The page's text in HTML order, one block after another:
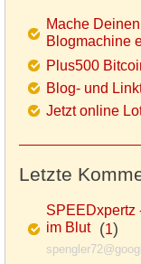
Mache
Blogmachine
Plus500
Blog- und
Jetzt online
Letzte
SPEEDxpertz
im Blut(1)